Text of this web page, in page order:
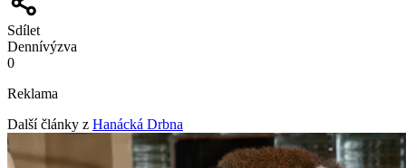
Sdílet
Dennívýzva
0
Reklama
Další články z Hanácká Drbna